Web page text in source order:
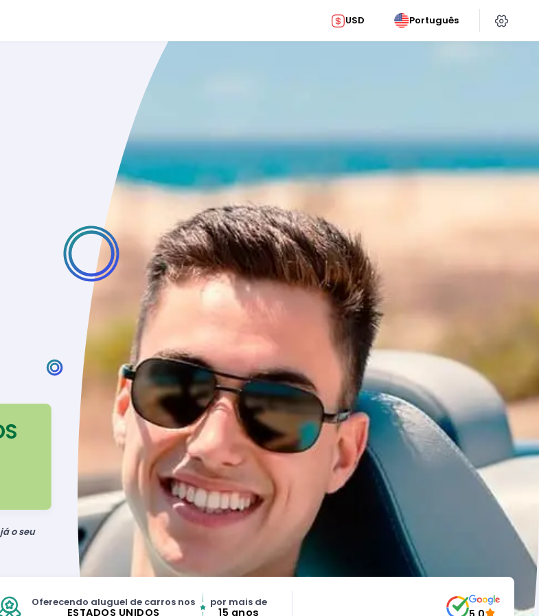
USD Português
o seu
Oferecendo aluguel de carros nos
ESTADOS UNIDOS
por mais de
15 anos